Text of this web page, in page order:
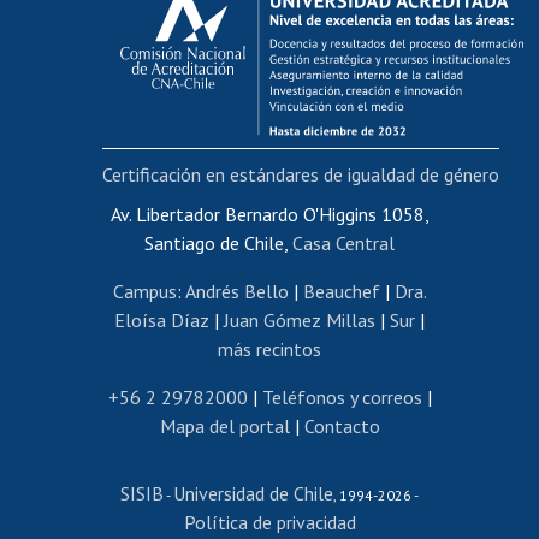
Postulación al AUCAI
Funcionarias/os
Cursos internos de capacitación
Bienestar del personal
Portal de movilidad interna
Certificado de renta
Certificado de renta honorarios
Editar páginas blancas
Extranjeras/os
Revalidación y reconocimiento de títulos
Postulación al Programa de Movilidad Estudiantil
Cursos de español
Av. Libertador Bernardo O'Higgins 1058,
Santiago de Chile, Casa Central
Campus: Andrés Bello | Beauchef| Dra.
Eloísa Díaz |Juan Gómez Millas | Sur |
más recintos
+56 2 29782000 | Teléfonos y correos |
Mapa del portal| Contacto
SISIB - Universidad de Chile, 1994-2026 -
Política de privacidad
Certificación en estándares de igualdad de género